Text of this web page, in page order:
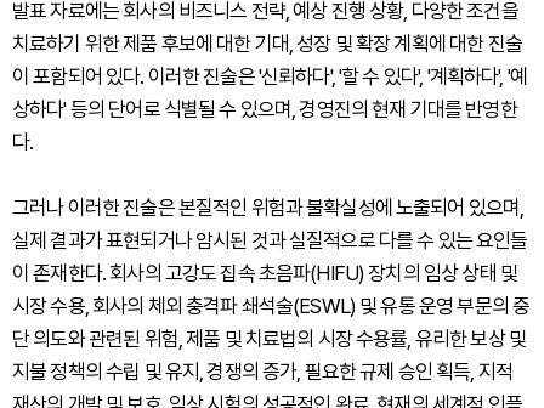
발표 자료에는 회사의 비즈니스 전략, 예상 진행 상황, 다양한 조건을
치료하기 위한 제품 후보에 대한 기대, 성장 및 확장 계획에 대한 진술
이 포함되어 있다. 이러한 진술은 '신뢰하다', '할 수 있다', '계획하다', '예
상하다' 등의 단어로 식별될 수 있으며, 경영진의 현재 기대를 반영한
다.
그러나 이러한 진술은 본질적인 위험과 불확실성에 노출되어 있으며,
실제 결과가 표현되거나 암시된 것과 실질적으로 다를 수 있는 요인들
이 존재한다. 회사의 고강도 집속 초음파(HIFU) 장치의 임상 상태 및
시장 수용, 회사의 체외 충격파 쇄석술(ESWL) 및 유통 운영 부문의 중
단 의도와 관련된 위험, 제품 및 치료법의 시장 수용률, 유리한 보상 및
지불 정책의 수립 및 유지, 경쟁의 증가, 필요한 규제 승인 획득, 지적